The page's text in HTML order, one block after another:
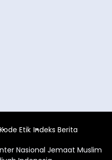
Kode Etik Indeks Berita
Nasional Jemaat Muslim